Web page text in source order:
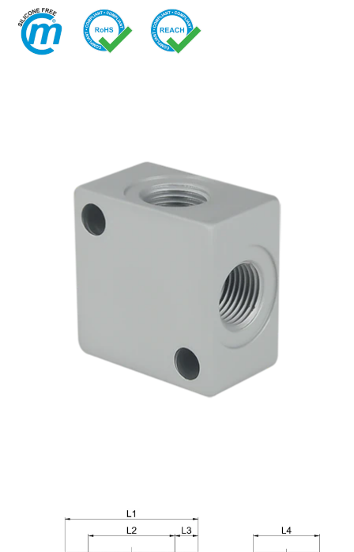
快换接头
喷雾